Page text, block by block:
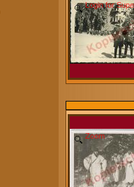
Login for
Zoom